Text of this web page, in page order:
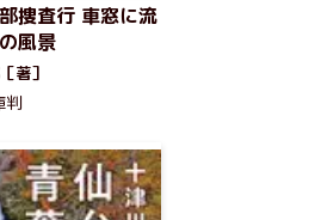
捜査行 車窓に流
風景
著］
判